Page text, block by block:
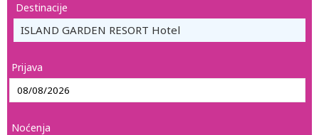
Destinacije
ISLAND GARDEN RESORT Hotel
Prijava
Noćenja